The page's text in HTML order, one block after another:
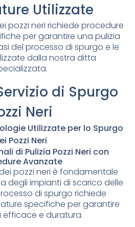
Utilizzate
pozzi neri richiede procedure
per garantire una pulizia
del processo di spurgo e le
dalla nostra ditta
di Spurgo
Neri
Utilizzate per lo Spurgo
Pozzi Neri
di Pulizia Pozzi Neri con
Avanzate
pozzi neri è fondamentale
degli impianti di scarico delle
di spurgo richiede
specifiche per garantire
efficace e duratura.